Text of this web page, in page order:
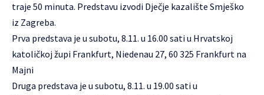
traje 50 minuta. Predstavu izvodi Dječje kazalište Smješko
iz Zagreba.
Prva predstava je u subotu, 8.11. u 16.00 sati u Hrvatskoj
katoličkoj župi Frankfurt, Niedenau 27, 60 325 Frankfurt na
Majni
Druga predstava je u subotu, 8.11. u 19.00 sati u